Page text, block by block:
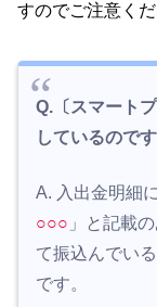
すのでご注意くだ
Q.〔スマート
しているので
A. 入出金明細
○○○ 」と記載
て振込んでい
です。